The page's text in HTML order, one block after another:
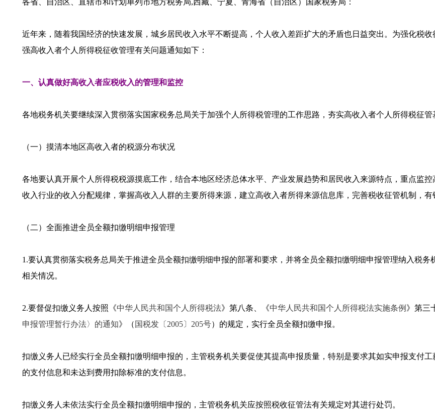
各省、自治区、直辖市和计划单列市地方税务局,西藏、宁夏、青海省（自治区）国家税务局：
近年来，随着我国经济的快速发展，城乡居民收入水平不断提高，个人收入差距扩大的矛盾也日益突出。为强化税
强高收入者个人所得税征收管理有关问题通知如下：
一、认真做好高收入者应税收入的管理和监控
各地税务机关要继续深入贯彻落实国家税务总局关于加强个人所得税管理的工作思路，夯实高收入者个人所得税征管
（一）摸清本地区高收入者的税源分布状况
各地要认真开展个人所得税税源摸底工作，结合本地区经济总体水平、产业发展趋势和居民收入来源特点，重点监
收入行业的收入分配规律，掌握高收入人群的主要所得来源，建立高收入者所得来源信息库，完善税收征管机制，有
（二）全面推进全员全额扣缴明细申报管理
1.要认真贯彻落实税务总局关于推进全员全额扣缴明细申报的部署和要求，并将全员全额扣缴明细申报管理纳入税
相关情况。
2.要督促扣缴义务人按照《中华人民共和国个人所得税法》第八条、《中华人民共和国个人所得税法实施条例 》第三
申报管理暂行办法〉的通知》（ 国税发〔2005〕205号）的规定，实行全员全额扣缴申报。
扣缴义务人已经实行全员全额扣缴明细申报的，主管税务机关要促使其提高申报质量，特别是要求其如实申报支付
的支付信息和未达到费用扣除标准的支付信息。
扣缴义务人未依法实行全员全额扣缴明细申报的，主管税务机关应按照税收征管法有关规定对其进行处罚。